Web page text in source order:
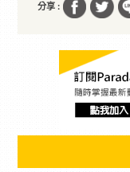
分享 :